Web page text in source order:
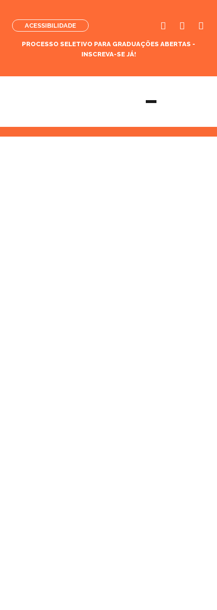
ACESSIBILIDADE
PROCESSO SELETIVO PARA GRADUAÇÕES ABERTAS -
INSCREVA-SE JÁ!